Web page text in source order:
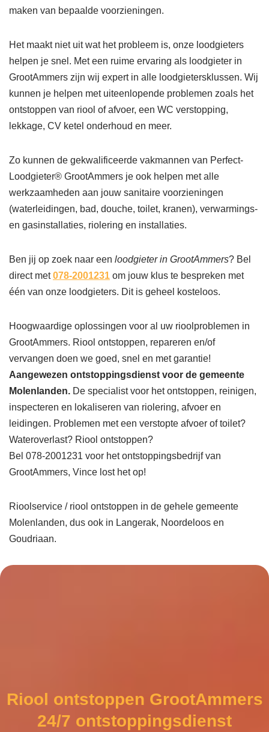
maken van bepaalde voorzieningen.
Het maakt niet uit wat het probleem is, onze loodgieters
helpen je snel. Met een ruime ervaring als loodgieter in
GrootAmmers zijn wij expert in alle loodgietersklussen. Wij
kunnen je helpen met uiteenlopende problemen zoals het
ontstoppen van riool of afvoer, een WC verstopping,
lekkage, CV ketel onderhoud en meer.
Zo kunnen de gekwalificeerde vakmannen van Perfect-
Loodgieter® GrootAmmers je ook helpen met alle
werkzaamheden aan jouw sanitaire voorzieningen
(waterleidingen, bad, douche, toilet, kranen), verwarmings-
en gasinstallaties, riolering en installaties.
Ben jij op zoek naar een loodgieter in GrootAmmers? Bel
direct met078-2001231 om jouw klus te bespreken met
één van onze loodgieters. Dit is geheel kosteloos.
Hoogwaardige oplossingen voor al uw rioolproblemen in
GrootAmmers. Riool ontstoppen, repareren en/of
vervangen doen we goed, snel en met garantie!
Aangewezen ontstoppingsdienst voor de gemeente
Molenlanden. De specialist voor het ontstoppen, reinigen,
inspecteren en lokaliseren van riolering, afvoer en
leidingen. Problemen met een verstopte afvoer of toilet?
Wateroverlast? Riool ontstoppen?
Bel 078-2001231 voor het ontstoppingsbedrijf van
GrootAmmers, Vince lost het op!
Rioolservice / riool ontstoppen in de gehele gemeente
Molenlanden, dus ook in Langerak, Noordeloos en
Goudriaan.
Riool ontstoppen GrootAmmers
24/7 ontstoppingsdienst